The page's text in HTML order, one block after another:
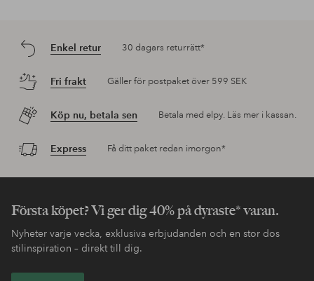
Enkel retur 30 dagars returrätt*
Fri frakt Gäller för postpaket över 599 SEK
Köp nu, betala sen Betala med elpy. Läs mer i kassan.
Express Få ditt paket redan imorgon*
Första köpet? Vi ger dig 40% på dyraste* varan.
Nyheter varje vecka, exklusiva erbjudanden och en stor dos
stilinspiration – direkt till dig.